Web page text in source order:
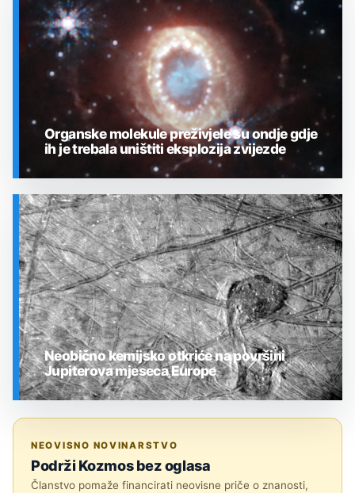
SVEMIR
Organske molekule preživjele su ondje gdje
ih je trebala uništiti eksplozija zvijezde
Neobično kemijsko otkriće na površini
Jupiterova mjeseca Europe
NEOVISNO NOVINARSTVO
Podrži Kozmos bez oglasa
Članstvo pomaže financirati neovisne priče o znanosti,